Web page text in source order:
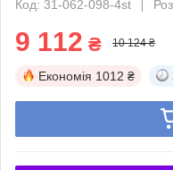
Код: 31-062-098-4st
9 112 ₴ 10 124 ₴
Економія 1012 ₴